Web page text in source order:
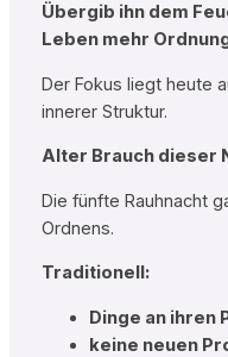
Übergib ihn dem
Leben mehr
Der Fokus liegt heute
innerer Struktur.
Alter Brauch dieser
Die fünfte Rauhnacht
Ordnens.
Traditionell:
Dinge an ihren
keine neuen